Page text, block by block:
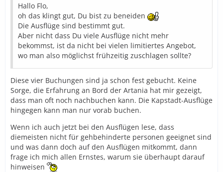
Hallo Flo,
oh das klingt gut, Du bist zu beneiden
Die Ausflüge sind bestimmt gut.
Aber nicht dass Du viele Ausflüge nicht mehr
bekommst, ist da nicht bei vielen limitiertes Angebot,
wo man also möglichst frühzeitig zuschlagen sollte?
Diese vier Buchungen sind ja schon fest gebucht. Keine
Sorge, die Erfahrung an Bord der Artania hat mir gezeigt,
dass man oft noch nachbuchen kann. Die Kapstadt-Ausflüge
hingegen kann man nur vorab buchen.
Wenn ich auch jetzt bei den Ausflügen lese, dass
diemeisten nicht für gehbehinderte personen geeignet sind
und was dann doch auf den Ausflügen mitkommt, dann
frage ich mich allen Ernstes, warum sie überhaupt darauf
hinweisen